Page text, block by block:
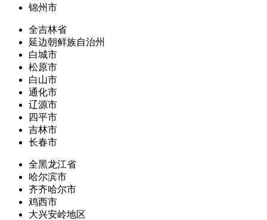
锦州市
全吉林省
延边朝鲜族自治州
白城市
松原市
白山市
通化市
辽源市
四平市
吉林市
长春市
全黑龙江省
哈尔滨市
齐齐哈尔市
鸡西市
大兴安岭地区